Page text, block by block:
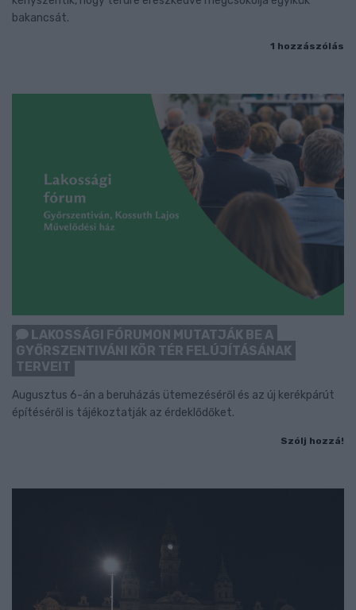
bakancsát.
1 hozzászólás
LAKOSSÁGI FÓRUMON MUTATJÁK BE A
GYŐRSZENTIVÁNI KÖR TÉR FELÚJÍTÁSÁNAK
TERVEIT
Augusztus 6-án a beruházás ütemezéséről és az új kerékpárút
építéséről is tájékoztatják az érdeklődőket.
Szólj hozzá!